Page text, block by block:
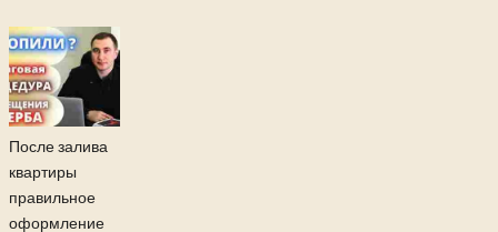
После залива
квартиры
правильное
оформление